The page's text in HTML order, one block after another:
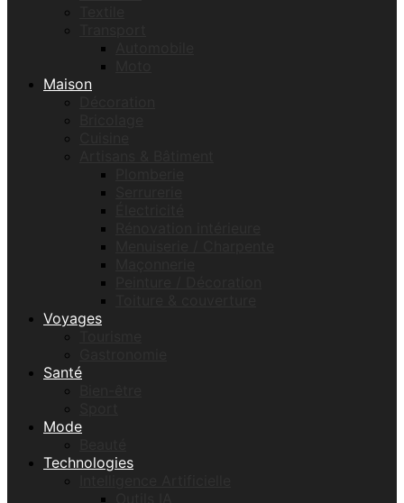
Maison
Voyages
Santé
Mode
Technologies